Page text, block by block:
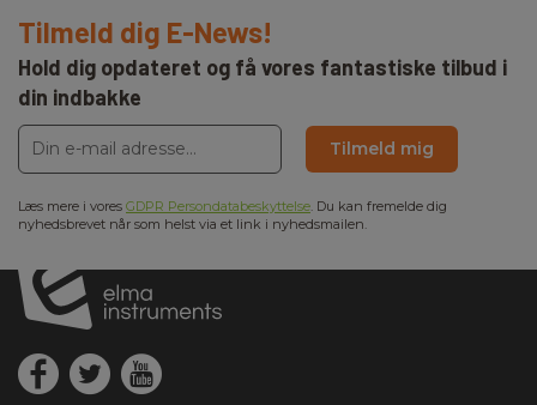
Tilmeld dig E-News!
Hold dig opdateret og få vores fantastiske tilbud i
din indbakke
Tilmeld mig
Læs mere i vores GDPR Persondatabeskyttelse. Du kan fremelde dig
nyhedsbrevet når som helst via et link i nyhedsmailen.